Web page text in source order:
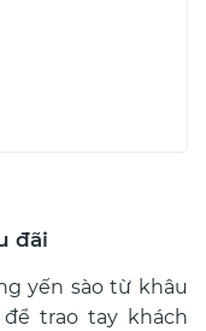
đãi
yến sào từ khâu
trao tay khách